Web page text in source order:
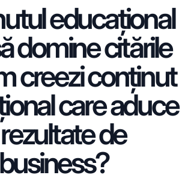
educațional
domine citările
creezi conținut
care aduce
de
business?